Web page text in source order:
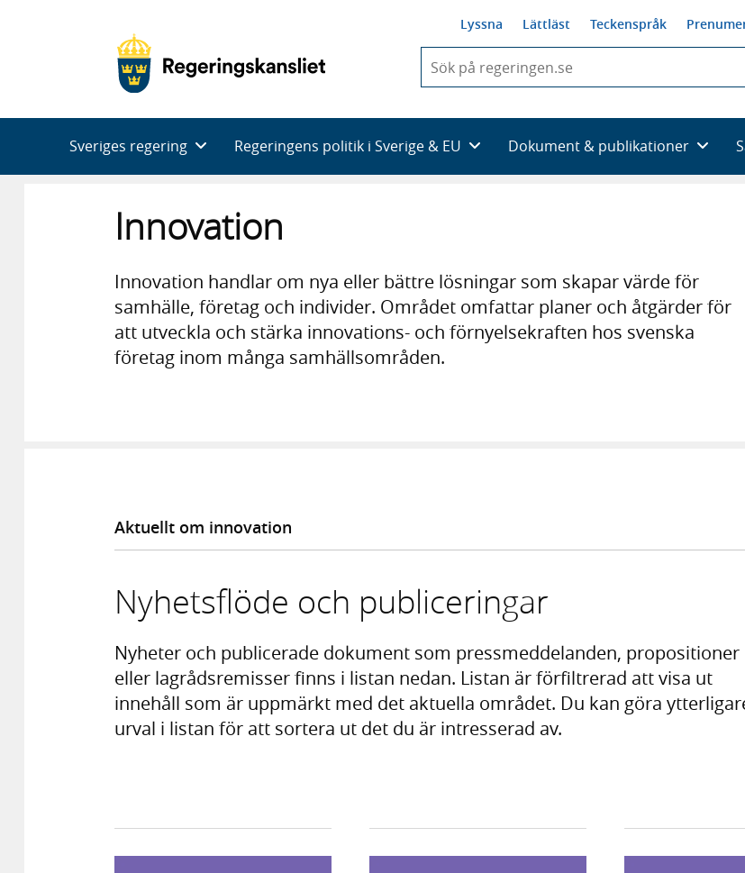
Lyssna Lättläst Teckenspråk
du
skriva
framträder
en
Sveriges regering Regeringens politik i Sverige & EU Dokument & publikationer
Innovation
Innovation handlar om nya eller bättre lösningar som skapar värde för
samhälle, företag och individer. Området omfattar planer och åtgärder för
att utveckla och stärka innovations- och förnyelsekraften hos svenska
företag inom många samhällsområden.
Aktuellt om innovation
Nyhetsflöde och publiceringar
Nyheter och publicerade dokument som pressmeddelanden, propositioner
eller lagrådsremisser finns i listan nedan. Listan är förfiltrerad att visa ut
innehåll som är uppmärkt med det aktuella området. Du kan göra
urval i listan för att sortera ut det du är intresserad av.